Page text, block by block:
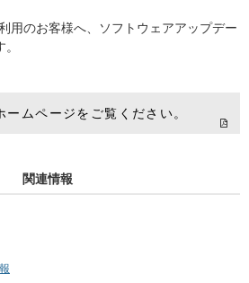
利用のお客様へ、ソフトウェアアップデー
ムページをご覧ください。
関連情報